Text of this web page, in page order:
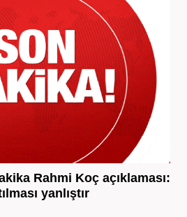
Rahmi Koç açıklaması:
yanlıştır